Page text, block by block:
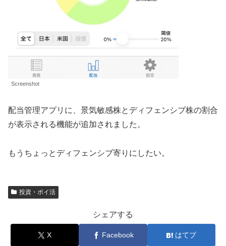
Screenshot
配当管理アプリに、景気敏感株とディフェンシブ株の割合
が表示される機能が追加されました。
もうちょっとディフェンシブ寄りにしたい。
投資・ポイ活
シェアする
X Facebook はてブ